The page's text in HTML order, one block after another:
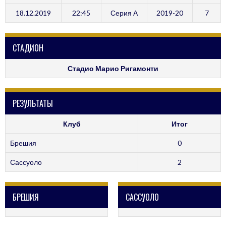
18.12.2019 22:45 Серия А 2019-20 7
СТАДИОН
Стадио Марио Ригамонти
РЕЗУЛЬТАТЫ
Клуб Итог
Брешия 0
Сассуоло 2
БРЕШИЯ САССУОЛО